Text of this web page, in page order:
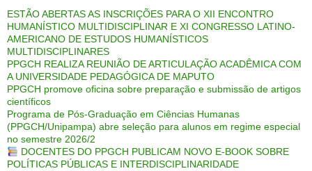
ESTÃO ABERTAS AS INSCRIÇÕES PARA O XII ENCONTRO
HUMANÍSTICO MULTIDISCIPLINAR E XI CONGRESSO LATINO-
AMERICANO DE ESTUDOS HUMANÍSTICOS
MULTIDISCIPLINARES
PPGCH REALIZA REUNIÃO DE ARTICULAÇÃO ACADÊMICA COM
A UNIVERSIDADE PEDAGÓGICA DE MAPUTO
PPGCH promove oficina sobre preparação e submissão de artigos
científicos
Programa de Pós-Graduação em Ciências Humanas
(PPGCH/Unipampa) abre seleção para alunos em regime especial
no semestre 2026/2
DOCENTES DO PPGCH PUBLICAM NOVO E-BOOK SOBRE
POLÍTICAS PÚBLICAS E INTERDISCIPLINARIDADE